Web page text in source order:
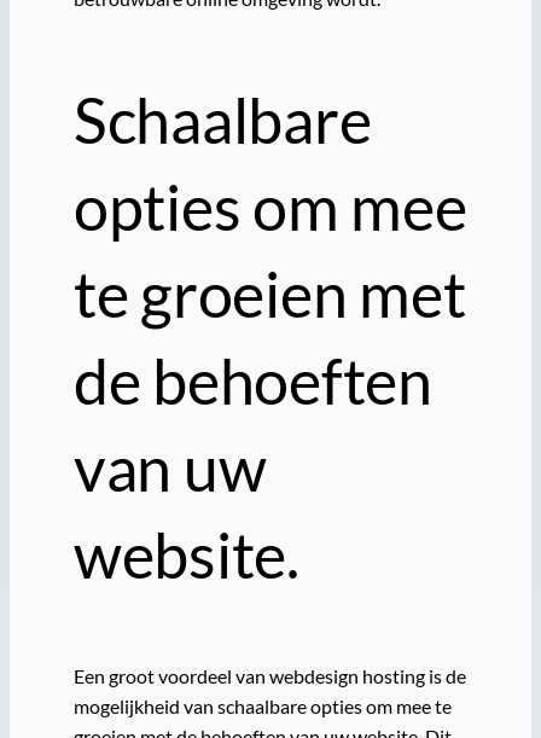
Schaalbare
opties om mee
te groeien met
de behoeften
van uw
website.
Een groot voordeel van webdesign hosting is de
mogelijkheid van schaalbare opties om mee te